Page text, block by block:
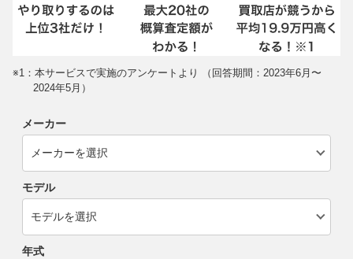
※1：本サービスで実施のアンケートより （回答期間：2023年6月〜
2024年5月）
メーカー
モデル
年式